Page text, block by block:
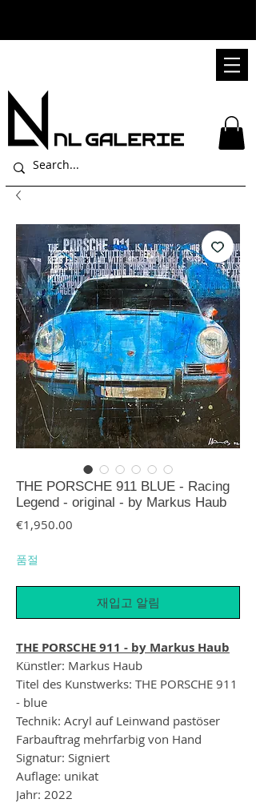
THE PORSCHE 911 BLUE - Racing
Legend - original - by Markus Haub
€1,950.00
품절
재입고 알림
THE PORSCHE 911 - by Markus Haub
Künstler: Markus Haub
Titel des Kunstwerks: THE PORSCHE 911
- blue
Technik: Acryl auf Leinwand pastöser
Farbauftrag mehrfarbig von Hand
Signatur: Signiert
Auflage: unikat
Jahr: 2022